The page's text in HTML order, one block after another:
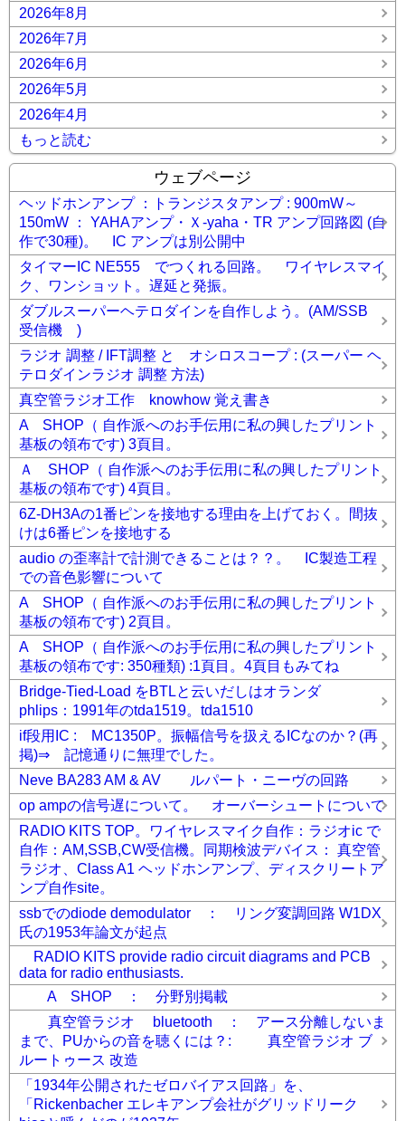
2026年8月
2026年7月
2026年6月
2026年5月
2026年4月
もっと読む
ウェブページ
ヘッドホンアンプ ：トランジスタアンプ : 900mW～
150mW ： YAHAアンプ・Ｘ-yaha・TR アンプ回路図 (自
作で30種)。 IC アンプは別公開中
タイマーIC NE555 でつくれる回路。 ワイヤレスマイ
ク、ワンショット。遅延と発振。
ダブルスーパーヘテロダインを自作しよう。(AM/SSB
受信機 )
ラジオ 調整 / IFT調整 と オシロスコープ : (スーパー ヘ
テロダインラジオ 調整 方法)
真空管ラジオ工作 knowhow 覚え書き
A SHOP（ 自作派へのお手伝用に私の興したプリント
基板の領布です) 3頁目。
Ａ SHOP（ 自作派へのお手伝用に私の興したプリント
基板の領布です) 4頁目。
6Z-DH3Aの1番ピンを接地する理由を上げておく。間抜
けは6番ピンを接地する
audio の歪率計で計測できることは？？。 IC製造工程
での音色影響について
A SHOP（ 自作派へのお手伝用に私の興したプリント
基板の領布です) 2頁目。
A SHOP（ 自作派へのお手伝用に私の興したプリント
基板の領布です: 350種類) :1頁目。4頁目もみてね
Bridge-Tied-Load をBTLと云いだしはオランダ
phlips：1991年のtda1519。tda1510
if段用IC : MC1350P。振幅信号を扱えるICなのか？(再
掲)⇒ 記憶通りに無理でした。
Neve BA283 AM & AV ルパート・ニーヴの回路
op ampの信号遅について。 オーバーシュートについて
RADIO KITS TOP。ワイヤレスマイク自作：ラジオic で
自作：AM,SSB,CW受信機。同期検波デバイス： 真空管
ラジオ、Class A1 ヘッドホンアンプ、ディスクリートア
ンプ自作site。
ssbでのdiode demodulator ： リング変調回路 W1DX
氏の1953年論文が起点
RADIO KITS provide radio circuit diagrams and PCB
data for radio enthusiasts.
A SHOP ： 分野別掲載
真空管ラジオ bluetooth ： アース分離しないま
まで、PUからの音を聴くには？: 真空管ラジオ ブ
ルートゥース 改造
「1934年公開されたゼロバイアス回路」を、
「Rickenbacher エレキアンプ会社がグリッドリーク